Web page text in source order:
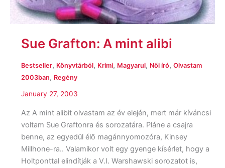
Sue Grafton: A mint alibi
Bestseller, Könyvtárból, Krimi, Magyarul, Női író, Olvastam
2003ban, Regény
January 27, 2003
Az A mint alibit olvastam az év elején, mert már kíváncsi
voltam Sue Graftonra és sorozatára. Pláne a csajra
benne, az egyedül élő magánnyomozóra, Kinsey
Millhone-ra.. Valamikor volt egy gyenge kísérlet, hogy a
Holtponttal elindítják a V.I. Warshawski sorozatot is,